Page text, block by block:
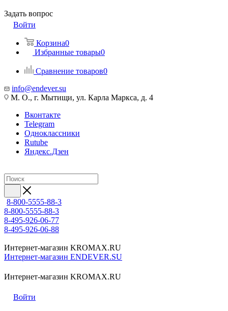
Задать вопрос
Войти
Корзина0
Избранные товары0
Сравнение товаров0
info@endever.su
М. О., г. Мытищи, ул. Карла Маркса, д. 4
Вконтакте
Telegram
Одноклассники
Rutube
Яндекс.Дзен
8-800-5555-88-3
8-800-5555-88-3
8-495-926-06-77
8-495-926-06-88
Интернет-магазин KROMAX.RU
Интернет-магазин ENDEVER.SU
Интернет-магазин KROMAX.RU
Войти